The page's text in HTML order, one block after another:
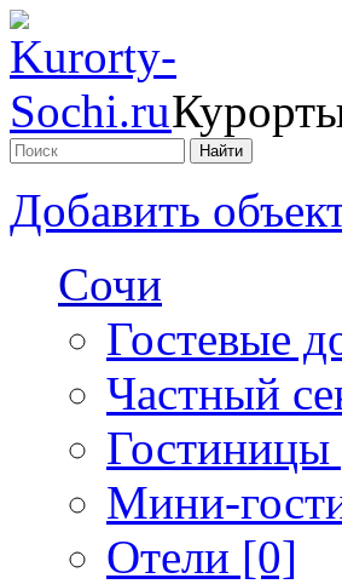
Добавить
Сочи
Гостевые
Частный
Мини-
Отели [0]